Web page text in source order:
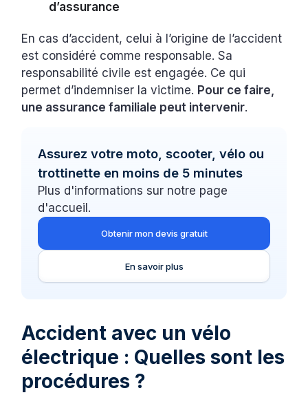
d’assurance
En cas d’accident, celui à l’origine de l’accident
est considéré comme responsable. Sa
responsabilité civile est engagée. Ce qui
permet d’indemniser la victime. Pour ce faire,
une assurance familiale peut intervenir.
Assurez votre moto, scooter, vélo ou
trottinette en moins de 5 minutes
Plus d'informations sur notre page
d'accueil.
Obtenir mon devis gratuit
En savoir plus
Accident avec un vélo
électrique : Quelles sont les
procédures ?